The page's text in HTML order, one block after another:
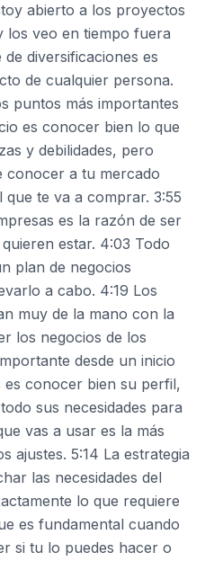
abierto a los proyectos
los veo en tiempo fuera
diversificaciones es
de cualquier persona.
puntos más importantes
es conocer bien lo que
y debilidades, pero
conocer a tu mercado
que te va a comprar. 3:55
es la razón de ser
estar. 4:03 Todo
plan de negocios
a cabo. 4:19 Los
muy de la mano con la
los negocios de los
desde un inicio
es conocer bien su perfil,
sus necesidades para
vas a usar es la más
ajustes. 5:14 La estrategia
las necesidades del
lo que requiere
es fundamental cuando
si tu lo puedes hacer o